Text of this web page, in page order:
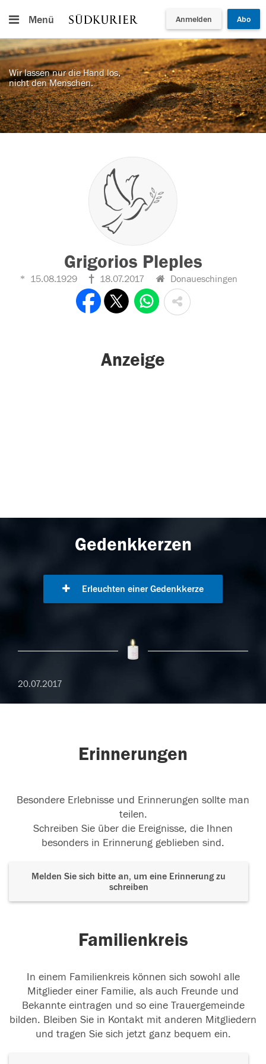
Menü Anmelden Abo
Wir lassen nur die Hand los,
nicht den Menschen.
Grigorios Pleples
15.08.1929 18.07.2017 Donaueschingen
Anzeige
Gedenkkerzen
Erleuchten einer Gedenkkerze
20.07.2017
Erinnerungen
Besondere Erlebnisse und Erinnerungen sollte man
teilen.
Schreiben Sie über die Ereignisse, die Ihnen
besonders in Erinnerung geblieben sind.
Melden Sie sich bitte an, um eine Erinnerung zu
schreiben
Familienkreis
In einem Familienkreis können sich sowohl alle
Mitglieder einer Familie, als auch Freunde und
Bekannte eintragen und so eine Trauergemeinde
bilden. Bleiben Sie in Kontakt mit anderen Mitgliedern
und tragen Sie sich jetzt ganz bequem ein.